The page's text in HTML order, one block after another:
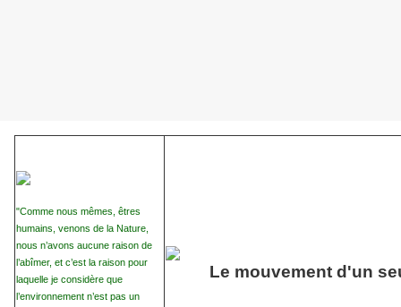
"Comme nous mêmes, êtres
humains, venons de la Nature,
nous n’avons aucune raison de
l’abîmer, et c’est la raison pour
laquelle je considère que
l’environnement n’est pas un
Le mouvement d'un